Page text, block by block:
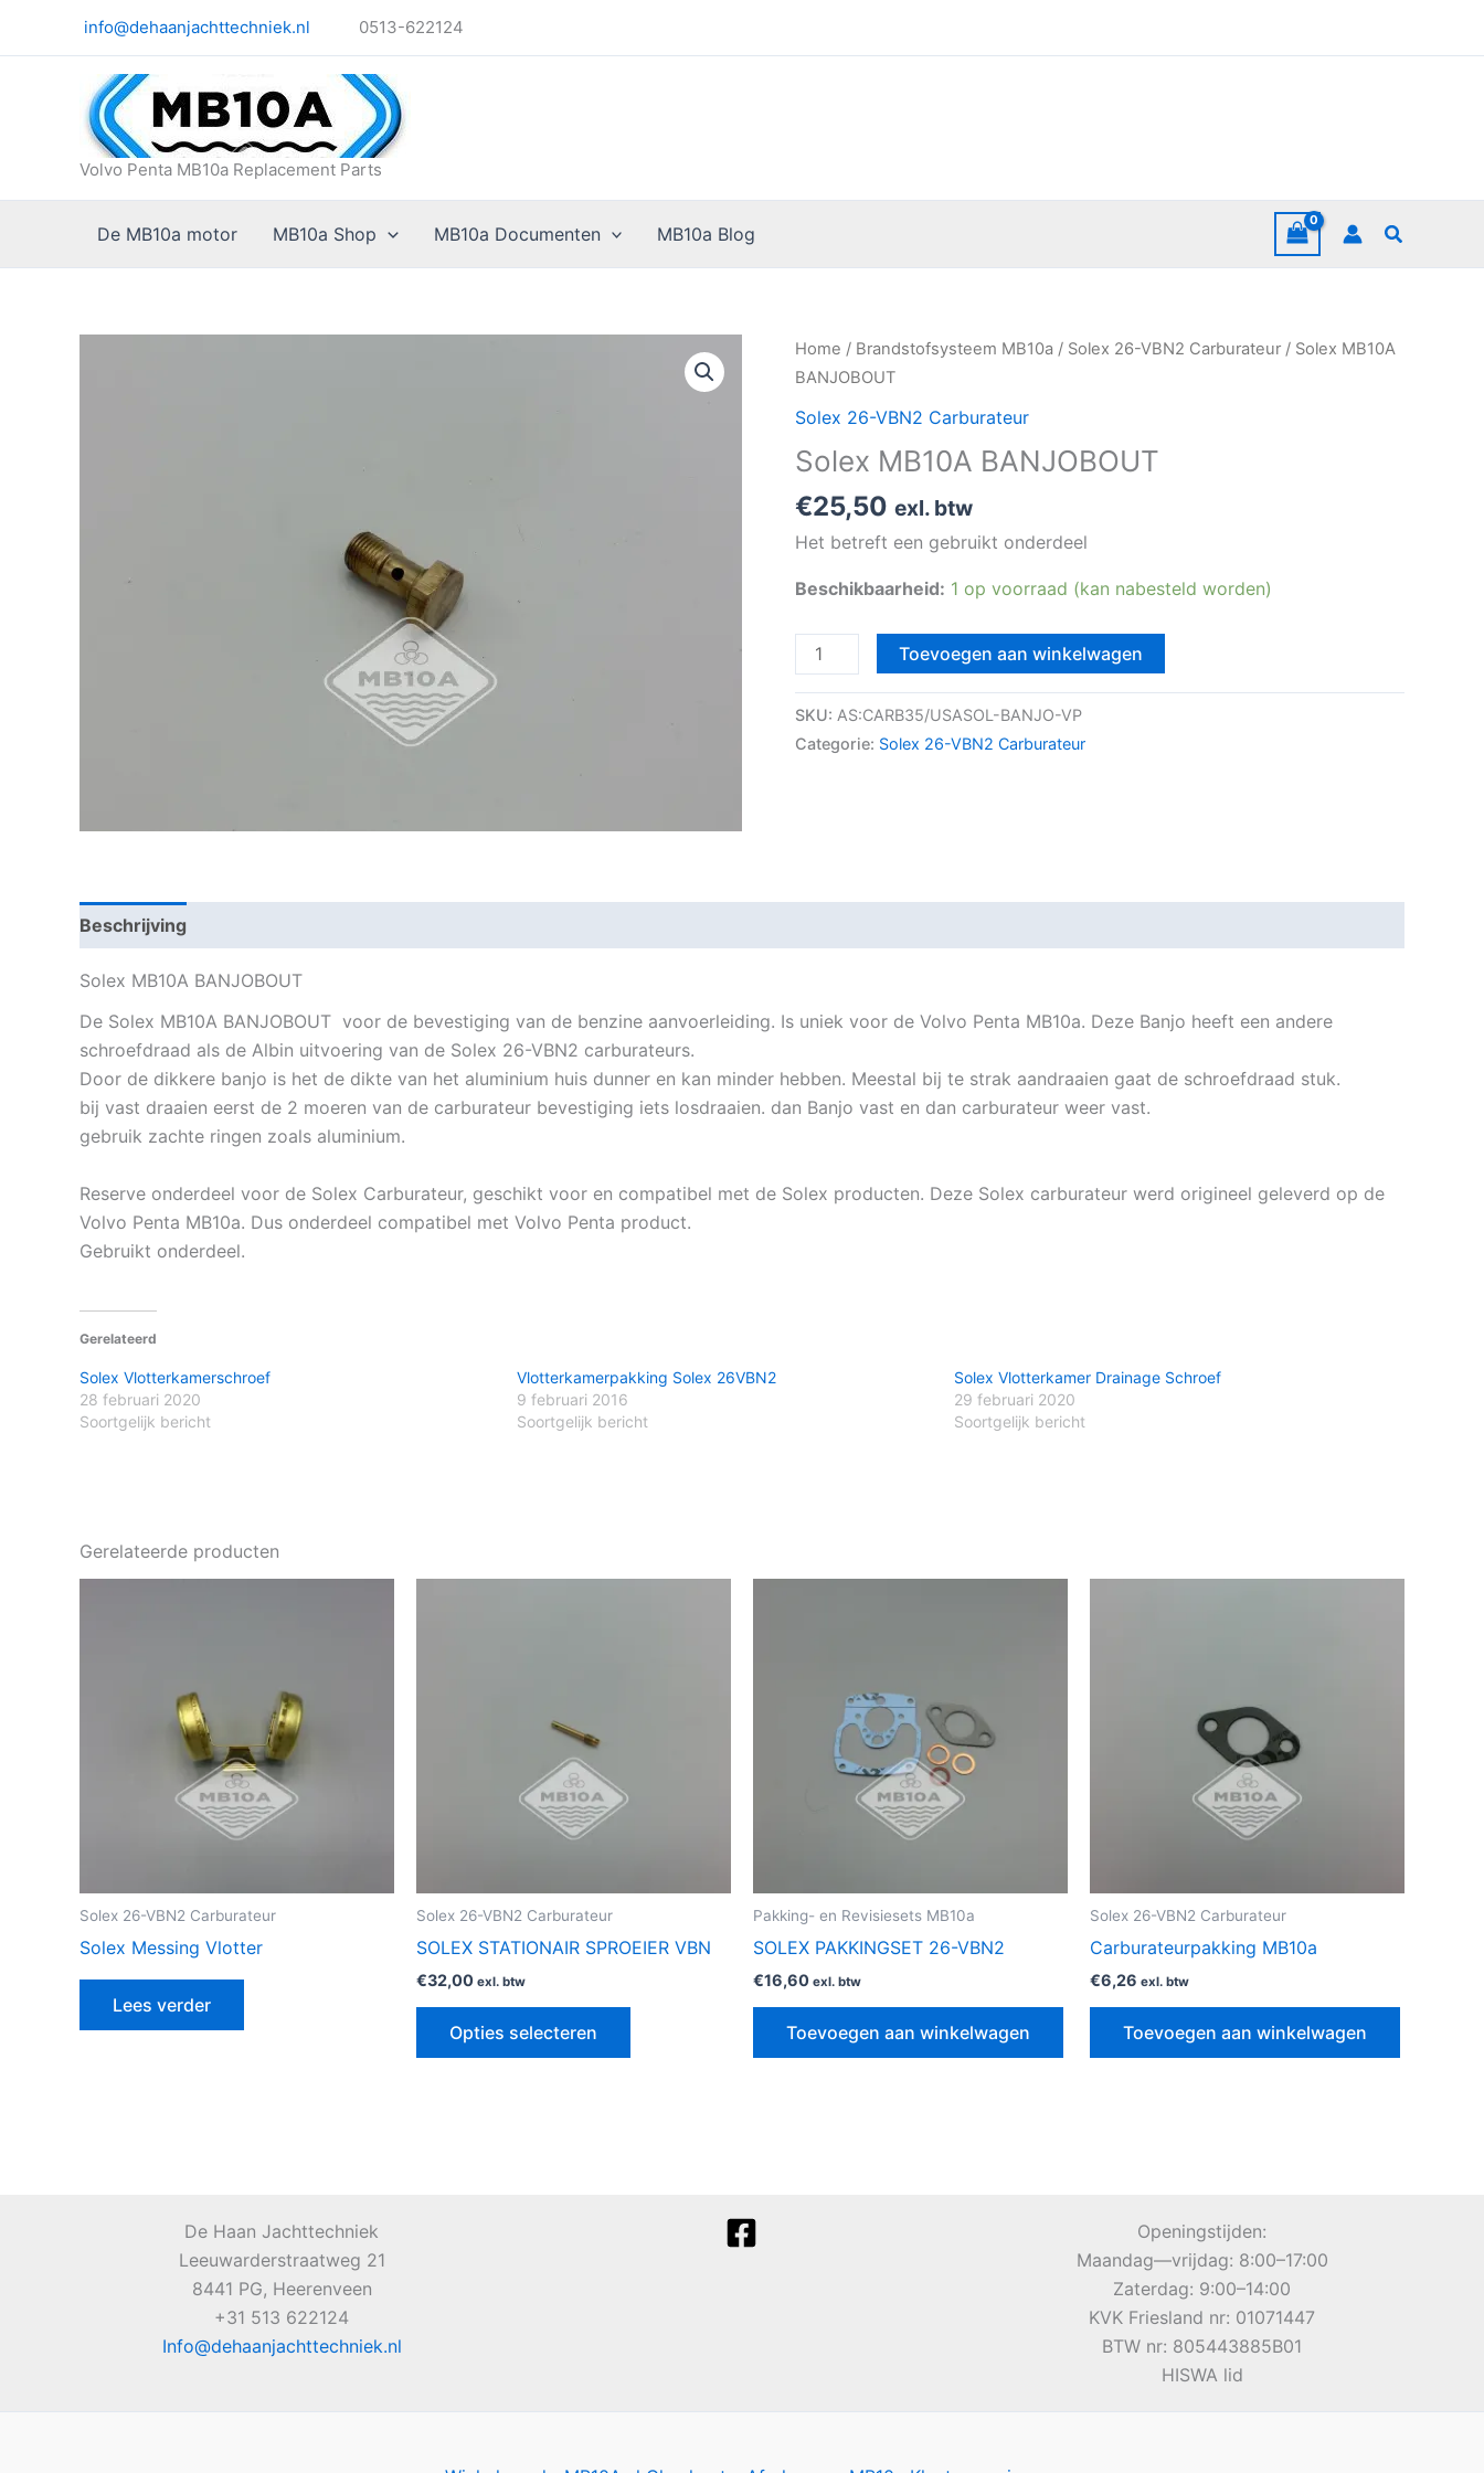
info@dehaanjachttechniek.nl 0513-622124
Volvo Penta MB10a Replacement Parts
De MB10a motor MB10a Shop MB10a Documenten MB10a Blog Zoeken
Home / Brandstofsysteem MB10a / Solex 26-VBN2 Carburateur / Solex MB10A
BANJOBOUT
Solex 26-VBN2 Carburateur
Solex MB10A BANJOBOUT
€25,50 exl. btw
Het betreft een gebruikt onderdeel
Beschikbaarheid: 1 op voorraad (kan nabesteld worden)
Solex
MB10A
BANJOBOUT
Toevoegen aan winkelwagen
SKU: AS:CARB35/USASOL-BANJO-VP
Categorie: Solex 26-VBN2 Carburateur
Beschrijving
Solex MB10A BANJOBOUT
De Solex MB10A BANJOBOUT voor de bevestiging van de benzine aanvoerleiding. Is uniek voor de Volvo Penta MB10a. Deze Banjo heeft een andere
schroefdraad als de Albin uitvoering van de Solex 26-VBN2 carburateurs.
Door de dikkere banjo is het de dikte van het aluminium huis dunner en kan minder hebben. Meestal bij te strak aandraaien gaat de schroefdraad stuk.
bij vast draaien eerst de 2 moeren van de carburateur bevestiging iets losdraaien. dan Banjo vast en dan carburateur weer vast.
gebruik zachte ringen zoals aluminium.
Reserve onderdeel voor de Solex Carburateur, geschikt voor en compatibel met de Solex producten. Deze Solex carburateur werd origineel geleverd op de
Volvo Penta MB10a. Dus onderdeel compatibel met Volvo Penta product.
Gebruikt onderdeel.
Gerelateerd
Solex Vlotterkamerschroef
28 februari 2020
Soortgelijk bericht
Vlotterkamerpakking Solex 26VBN2
9 februari 2016
Soortgelijk bericht
Solex Vlotterkamer Drainage Schroef
29 februari 2020
Soortgelijk bericht
Gerelateerde producten
Solex 26-VBN2 Carburateur
Solex Messing Vlotter
Lees verder
Solex 26-VBN2 Carburateur
SOLEX STATIONAIR SPROEIER VBN
€32,00 exl. btw
Opties selecteren
productpagina
Pakking- en Revisiesets MB10a
SOLEX PAKKINGSET 26-VBN2
€16,60 exl. btw
Toevoegen aan winkelwagen
Solex 26-VBN2 Carburateur
Carburateurpakking MB10a
€6,26 exl. btw
Toevoegen aan winkelwagen
De Haan Jachttechniek
Leeuwarderstraatweg 21
8441 PG, Heerenveen
+31 513 622124
Info@dehaanjachttechniek.nl
Openingstijden:
Maandag—vrijdag: 8:00–17:00
Zaterdag: 9:00–14:00
KVK Friesland nr: 01071447
BTW nr: 805443885B01
HISWA lid